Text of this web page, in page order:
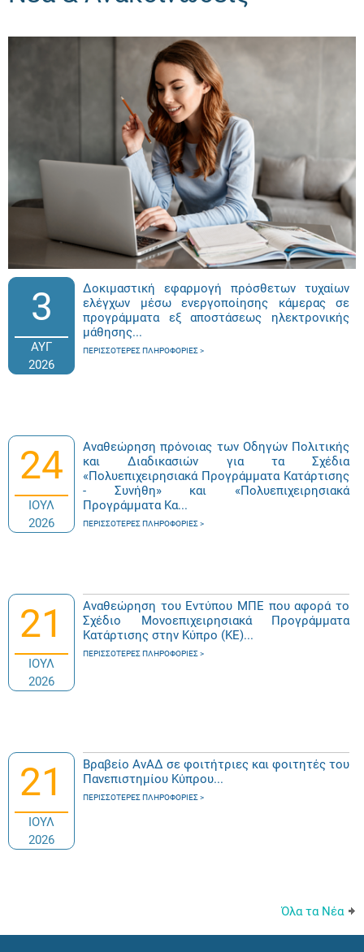
3
ΑΥΓ
2026
Δοκιμαστική εφαρμογή πρόσθετων τυχαίων
ελέγχων μέσω ενεργοποίησης κάμερας σε
προγράμματα εξ αποστάσεως ηλεκτρονικής
μάθησης...
ΠΕΡΙΣΣΌΤΕΡΕΣ ΠΛΗΡΟΦΟΡΊΕΣ
24
ΙΟΥΛ
2026
Αναθεώρηση πρόνοιας των Οδηγών Πολιτικής
και Διαδικασιών για τα Σχέδια
«Πολυεπιχειρησιακά Προγράμματα Κατάρτισης
- Συνήθη» και «Πολυεπιχειρησιακά
Προγράμματα Κα...
ΠΕΡΙΣΣΌΤΕΡΕΣ ΠΛΗΡΟΦΟΡΊΕΣ
21
ΙΟΥΛ
2026
Αναθεώρηση του Εντύπου ΜΠΕ που αφορά το
Σχέδιο Μονοεπιχειρησιακά Προγράμματα
Κατάρτισης στην Κύπρο (ΚΕ)...
ΠΕΡΙΣΣΌΤΕΡΕΣ ΠΛΗΡΟΦΟΡΊΕΣ
21
ΙΟΥΛ
2026
Βραβείο ΑνΑΔ σε φοιτήτριες και φοιτητές του
Πανεπιστημίου Κύπρου...
ΠΕΡΙΣΣΌΤΕΡΕΣ ΠΛΗΡΟΦΟΡΊΕΣ
Όλα τα Νέα